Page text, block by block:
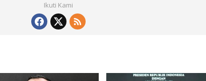
Ikuti Kami